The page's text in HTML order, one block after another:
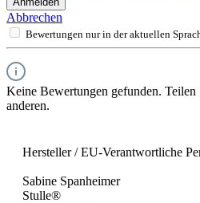
Abbrechen
Bewertungen nur in der aktuellen
Keine Bewertungen gefunden.
anderen.
Hersteller / EU-Verantwortliche
Sabine Spanheimer
Stulle®